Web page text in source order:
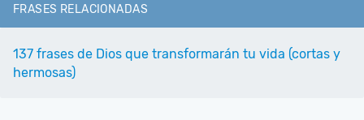
FRASES RELACIONADAS
137 frases de Dios que transformarán tu vida (cortas y
hermosas)